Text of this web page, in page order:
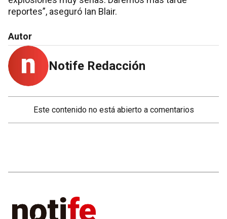
reportes”, aseguró Ian Blair.
Autor
Notife Redacción
Este contenido no está abierto a comentarios